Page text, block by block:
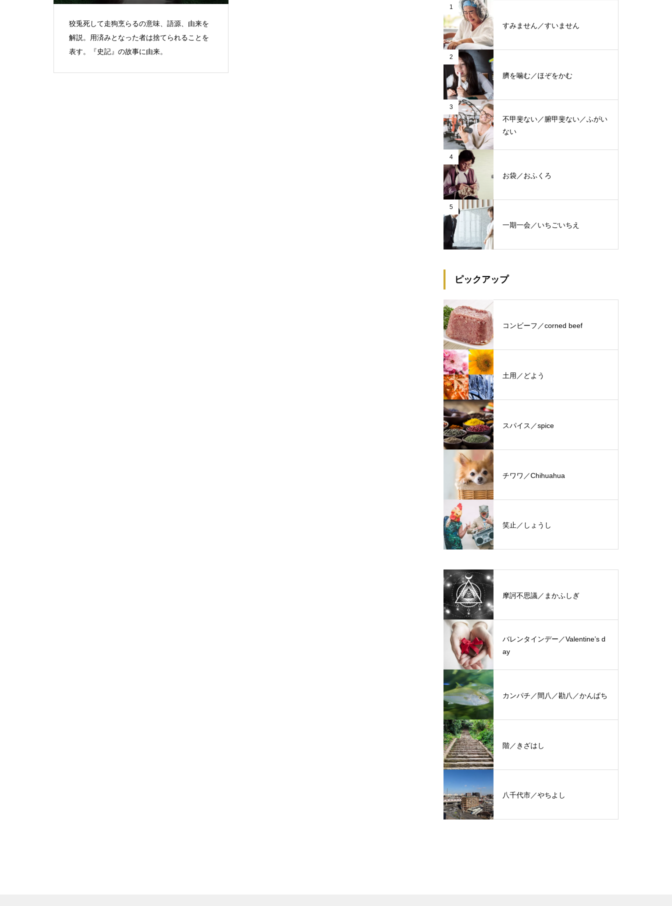
狡兎死して走狗烹らるの意味、語源、由来を
解説。用済みとなった者は捨てられることを
表す。『史記』の故事に由来。
1
すみません／すいません
2
臍を噛む／ほぞをかむ
3
不甲斐ない／腑甲斐ない／ふがい
ない
4
お袋／おふくろ
5
一期一会／いちごいちえ
ピックアップ
コンビーフ／corned beef
土用／どよう
スパイス／spice
チワワ／Chihuahua
笑止／しょうし
摩訶不思議／まかふしぎ
バレンタインデー／Valentine’s d
ay
カンパチ／間八／勘八／かんぱち
階／きざはし
八千代市／やちよし